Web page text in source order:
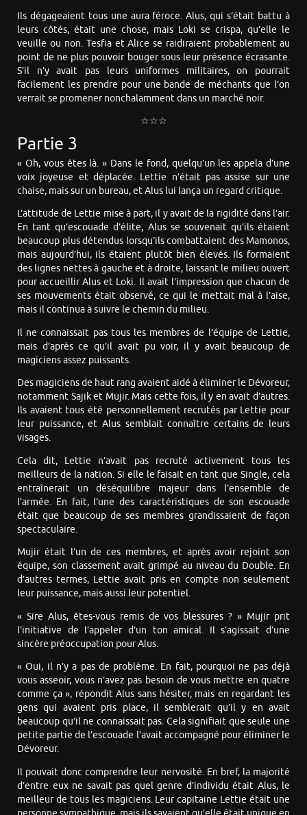
Ils dégageaient tous une aura féroce. Alus, qui s’était battu à
leurs côtés, était une chose, mais Loki se crispa, qu’elle le
veuille ou non. Tesfia et Alice se raidiraient probablement au
point de ne plus pouvoir bouger sous leur présence écrasante.
S’il n’y avait pas leurs uniformes militaires, on pourrait
facilement les prendre pour une bande de méchants que l’on
verrait se promener nonchalamment dans un marché noir.
☆☆☆
Partie 3
« Oh, vous êtes là. » Dans le fond, quelqu’un les appela d’une
voix joyeuse et déplacée. Lettie n’était pas assise sur une
chaise, mais sur un bureau, et Alus lui lança un regard critique.
L’attitude de Lettie mise à part, il y avait de la rigidité dans l’air.
En tant qu’escouade d’élite, Alus se souvenait qu’ils étaient
beaucoup plus détendus lorsqu’ils combattaient des Mamonos,
mais aujourd’hui, ils étaient plutôt bien élevés. Ils formaient
des lignes nettes à gauche et à droite, laissant le milieu ouvert
pour accueillir Alus et Loki. Il avait l’impression que chacun de
ses mouvements était observé, ce qui le mettait mal à l’aise,
mais il continua à suivre le chemin du milieu.
Il ne connaissait pas tous les membres de l’équipe de Lettie,
mais d’après ce qu’il avait pu voir, il y avait beaucoup de
magiciens assez puissants.
Des magiciens de haut rang avaient aidé à éliminer le Dévoreur,
notamment Sajik et Mujir. Mais cette fois, il y en avait d’autres.
Ils avaient tous été personnellement recrutés par Lettie pour
leur puissance, et Alus semblait connaître certains de leurs
visages.
Cela dit, Lettie n’avait pas recruté activement tous les
meilleurs de la nation. Si elle le faisait en tant que Single, cela
entraînerait un déséquilibre majeur dans l’ensemble de
l’armée. En fait, l’une des caractéristiques de son escouade
était que beaucoup de ses membres grandissaient de façon
spectaculaire.
Mujir était l’un de ces membres, et après avoir rejoint son
équipe, son classement avait grimpé au niveau du Double. En
d’autres termes, Lettie avait pris en compte non seulement
leur puissance, mais aussi leur potentiel.
« Sire Alus, êtes-vous remis de vos blessures ? » Mujir prit
l’initiative de l’appeler d’un ton amical. Il s’agissait d’une
sincère préoccupation pour Alus.
« Oui, il n’y a pas de problème. En fait, pourquoi ne pas déjà
vous asseoir, vous n’avez pas besoin de vous mettre en quatre
comme ça », répondit Alus sans hésiter, mais en regardant les
gens qui avaient pris place, il semblerait qu’il y en avait
beaucoup qu’il ne connaissait pas. Cela signifiait que seule une
petite partie de l’escouade l’avait accompagné pour éliminer le
Dévoreur.
Il pouvait donc comprendre leur nervosité. En bref, la majorité
d’entre eux ne savait pas quel genre d’individu était Alus, le
meilleur de tous les magiciens. Leur capitaine Lettie était une